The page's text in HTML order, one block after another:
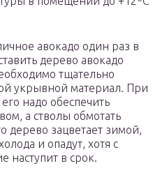
авокадо один раз в
дерево авокадо
тщательно
укрывной материал. При
надо обеспечить
а стволы обмотать
дерево зацветает зимой,
и опадут, хотя с
наступит в срок.